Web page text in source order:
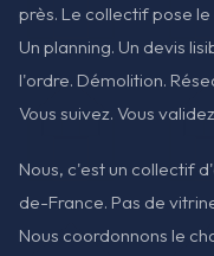
près. Le collectif pose
Un planning. Un devis
l'ordre. Démolition.
Vous suivez. Vous
Nous, c'est un collectif
de-France. Pas de
Nous coordonnons le